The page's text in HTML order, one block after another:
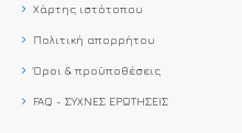
Χάρτης ιστότοπου
Πολιτική απορρήτου
Όροι & προϋποθέσεις
FAQ - ΣΥΧΝΕΣ ΕΡΩΤΗΣΕΙΣ